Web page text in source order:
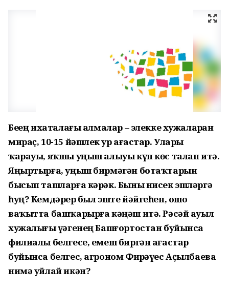
Беҙҙең ихаталағы алмалар – элекке хужаларҙан
мираҫ, 10-15 йәшлек ҙур ағастар. Уларҙы
ҡарауы, яҡшы уңыш алыуы күп көс талап итә.
Яңыртырға, уңыш бирмәгән ботаҡтарын
бысып ташларға кәрәк. Быны нисек эшләргә
һуң? Кемдәрҙер был эште йәйгеһен, ошо
ваҡытта башҡарырға кәңәш итә. Рәсәй ауыл
хужалығы үҙәгенең Башғортостан буйынса
филиалы белгесе, емеш биргән ағастар
буйынса белгес, агроном Фирҙәүес Аҫылбаева
нимә уйлай икән?